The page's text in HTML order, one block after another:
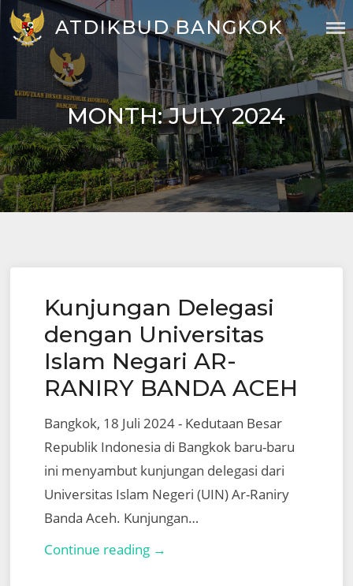
Skip
ATDIKBUD BANGKOK
MONTH:JULY 2024
Kunjungan Delegasi
dengan Universitas
Islam Negari AR-
RANIRY BANDA ACEH
Bangkok, 18 Juli 2024 - Kedutaan Besar
Republik Indonesia di Bangkok baru-baru
ini menyambut kunjungan delegasi dari
Universitas Islam Negeri (UIN) Ar-Raniry
Banda Aceh. Kunjungan…
Continue reading →